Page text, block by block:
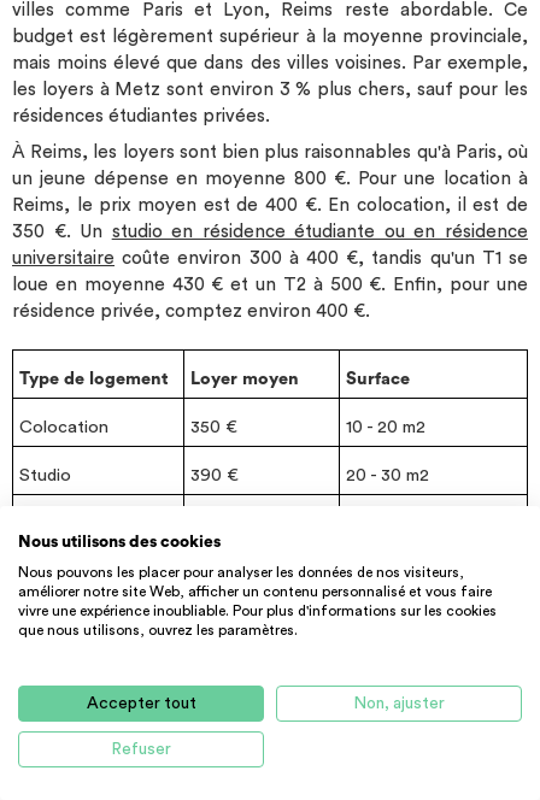
villes comme Paris et Lyon, Reims reste abordable. Ce
budget est légèrement supérieur à la moyenne provinciale,
mais moins élevé que dans des villes voisines. Par exemple,
les loyers à Metz sont environ 3 % plus chers, sauf pour les
résidences étudiantes privées.
À Reims, les loyers sont bien plus raisonnables qu'à Paris, où
un jeune dépense en moyenne 800 €. Pour une location à
Reims, le prix moyen est de 400 €. En colocation, il est de
350 €. Un studio en résidence étudiante ou en résidence
universitaire coûte environ 300 à 400 €, tandis qu'un T1 se
loue en moyenne 430 € et un T2 à 500 €. Enfin, pour une
résidence privée, comptez environ 400 €.
Type de logement Loyer moyen Surface
Colocation 350 € 10 - 20 m2
Studio 390 € 20 - 30 m2
Appartement T1 430 € 30 - 40 m2
Appartement T2 500 40 - 60 m2
Les meilleurs quartiers pour son logement
étudiant à Reims
Nous utilisons des cookies
Nous pouvons les placer pour analyser les données de nos visiteurs,
améliorer notre site Web, afficher un contenu personnalisé et vous faire
vivre une expérience inoubliable. Pour plus d'informations sur les cookies
que nous utilisons, ouvrez les paramètres.
Accepter tout Non, ajuster
Refuser